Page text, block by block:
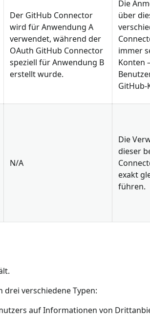
Der GitHub Connector
wird für Anwendung A
verwendet, während der
OAuth GitHub Connector
speziell für Anwendung B
erstellt wurde.
Die
über
immer
Konten
GitHub-
N/A
Die
dieser
exakt
führen.
verschiedene Typen:
auf Informationen von